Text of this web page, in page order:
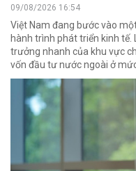
09/08/2026 16:54
Việt Nam đang bước vào
hành trình phát triển kinh
trưởng nhanh của khu vực
vốn đầu tư nước ngoài ở